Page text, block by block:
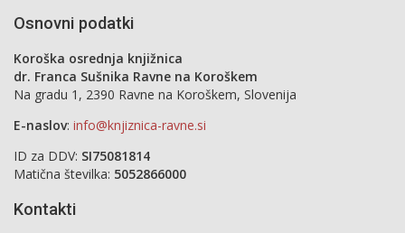
Osnovni podatki
Koroška osrednja knjižnica
dr. Franca Sušnika Ravne na Koroškem
Na gradu 1, 2390 Ravne na Koroškem, Slovenija
E-naslov: info@knjiznica-ravne.si
ID za DDV: SI75081814
Matična številka: 5052866000
Kontakti